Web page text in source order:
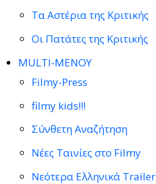
Τα Αστέρια της Κριτικής
Οι Πατάτες της Κριτικής
MULTI-ΜΕΝΟΥ
Filmy-Press
filmy kids!!!
Σύνθετη Αναζήτηση
Νέες Ταινίες στο Filmy
Νεότερα Ελληνικά Trailer